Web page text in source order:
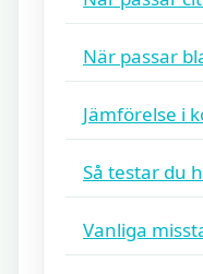
När passar
Jämförelse i
Så testar du
Vanliga